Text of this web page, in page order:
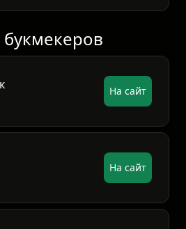
букмекеров
На сайт
На сайт